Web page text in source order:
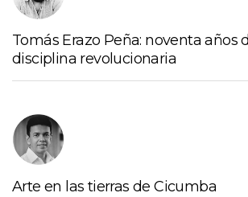
Tomás Erazo Peña: noventa años
disciplina revolucionaria
Arte en las tierras de Cicumba